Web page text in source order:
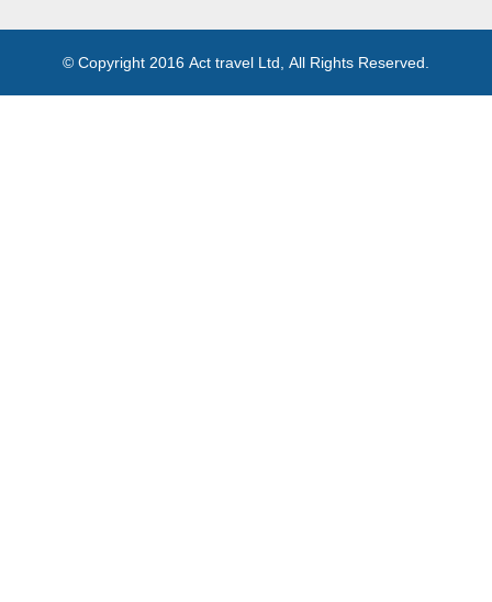
© Copyright 2016 Act travel Ltd, All Rights Reserved.